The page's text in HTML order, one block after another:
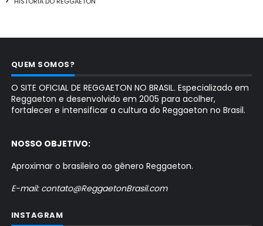
QUEM SOMOS?
O SITE OFICIAL DE REGGAETON NO BRASIL. Especializado em
Reggaeton e desenvolvido em 2005 para acolher,
fortalecer e intensificar a cultura do Reggaeton no Brasil.
NOSSO OBJETIVO:
Aproximar o brasileiro ao gênero Reggaeton.
E-mail: contato@ReggaetonBrasil.com
INSTAGRAM